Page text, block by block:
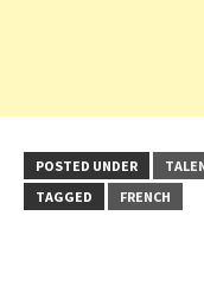
POSTED UNDER
TAGGED
FRENCH